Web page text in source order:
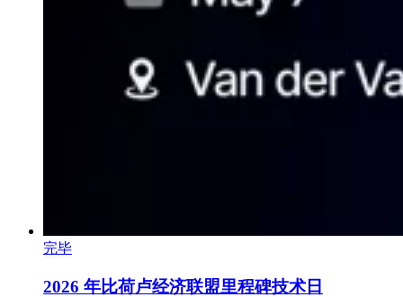
完毕
2026 年比荷卢经济联盟里程碑技术日